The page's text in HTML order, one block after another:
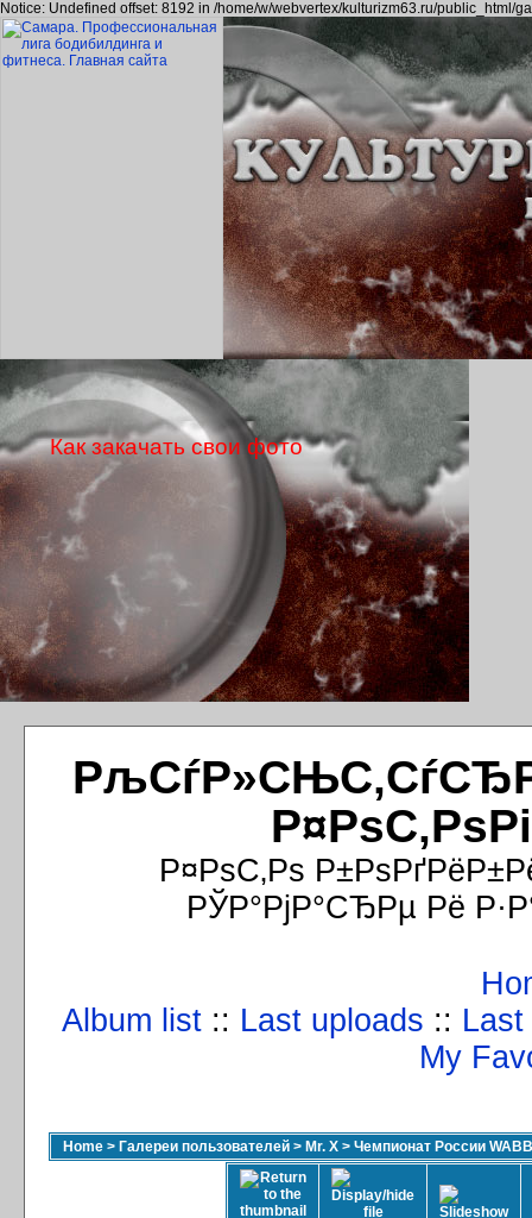
Notice: Undefined offset: 8192 in /home/w/webvertex/kulturizm63.ru/public_html/
Р¤РѕС‚Рѕ
РЎР°РјР°СЂРµ Рё
Album list :: Last uploads ::
My
Home > Галереи пользователей > Mr. X > Чемпионат России
Как закачать свои фото